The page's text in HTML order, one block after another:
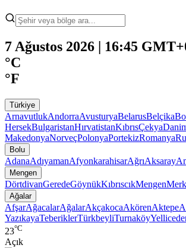
7 Ağustos 2026 | 16:45
°C
°F
Türkiye
ArnavutlukAndorraAvusturyaBelarusBelçika
HersekBulgaristanHırvatistanKıbrısÇekya
MakedonyaNorveçPolonyaPortekizRomanya
Bolu
AdanaAdıyamanAfyonkarahisarAğrıAksaray
Mengen
DörtdivanGeredeGöynükKıbrıscıkMengen
Ağalar
AfşarAğacalarAğalarAkçakocaAkörenAktepe
YazıkayaTeberiklerTürkbeyliTurnaköy
23°C
Açık